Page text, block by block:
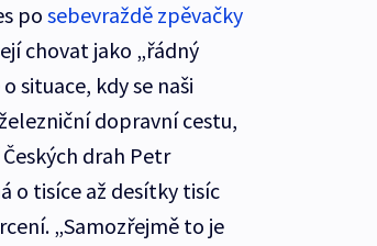
po sebevraždě zpěvačky
chovat jako „řádný
situace, kdy se naši
dopravní cestu,
drah Petr
o tisíce až desítky tisíc
„Samozřejmě to je